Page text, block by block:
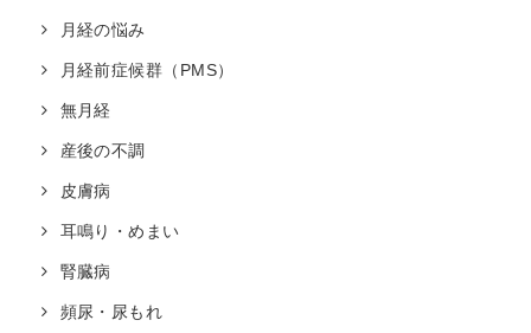
月経の悩み
月経前症候群（PMS）
無月経
産後の不調
皮膚病
耳鳴り・めまい
腎臓病
頻尿・尿もれ